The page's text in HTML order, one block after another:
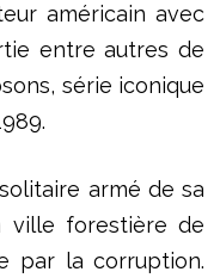
américain avec
entre autres de
série iconique
armé de sa
ville forestière de
par la corruption.